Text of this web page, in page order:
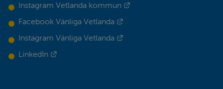
Instagram Vetlanda kommun
Facebook Vänliga Vetlanda
Instagram Vänliga Vetlanda
LinkedIn